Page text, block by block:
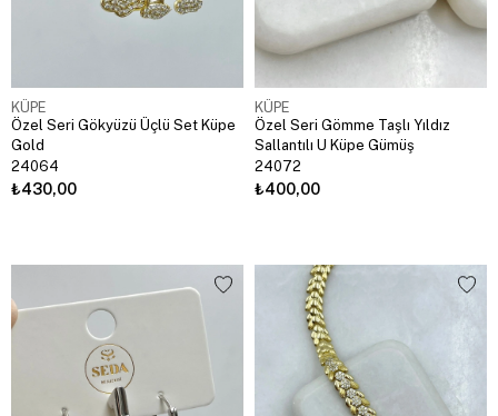
KÜPE
Özel Seri Gökyüzü Üçlü Set Küpe
Gold
24064
₺430,00
KÜPE
Özel Seri Gömme Taşlı Yıldız
Sallantılı U Küpe Gümüş
24072
₺400,00